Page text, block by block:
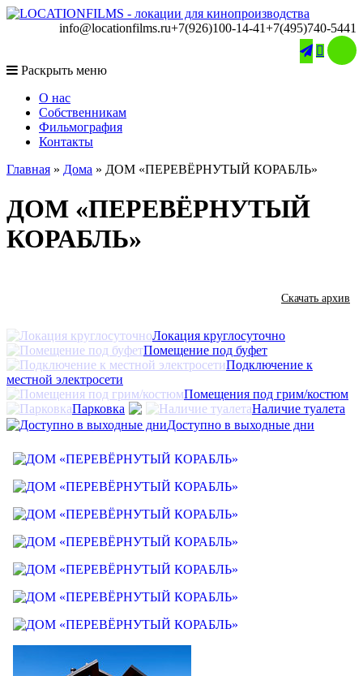
info@locationfilms.ru+7(926)100-14-41+7(495)740-5441

Раскрыть меню
O нас
Собственникам
Фильмография
Контакты
Главная » Дома » ДОМ «ПЕРЕВЁРНУТЫЙ КОРАБЛЬ»
ДОМ «ПЕРЕВЁРНУТЫЙ
КОРАБЛЬ»
Скачать архив
Локация круглосуточно
Помещение под буфет
Подключение к
местной электросети
Помещения под грим/костюм
Парковка
Наличие туалета
Доступно в выходные дни